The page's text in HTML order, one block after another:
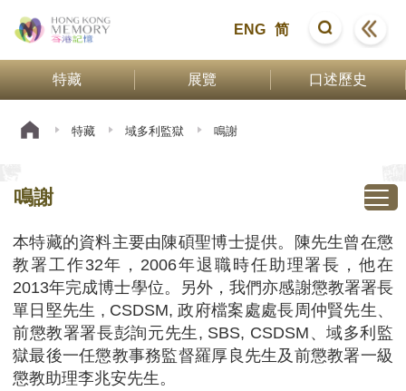
ENG 简
特藏 展覽 口述歷史
特藏 域多利監獄 鳴謝
鳴謝
本特藏的資料主要由陳碩聖博士提供。陳先生曾在懲
教署工作32年，2006年退職時任助理署長，他在
2013年完成博士學位。另外，我們亦感謝懲教署署長
單日堅先生 , CSDSM, 政府檔案處處長周仲賢先生、
前懲教署署長彭詢元先生, SBS, CSDSM、域多利監
獄最後一任懲教事務監督羅厚良先生及前懲教署一級
懲教助理李兆安先生。